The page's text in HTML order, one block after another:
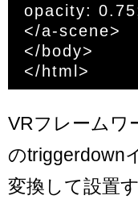
opacity:
</a-scene>
</body>
VRフレームワ
のtriggerdown
変換して設置